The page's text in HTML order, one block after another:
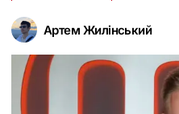
Артем Жилінський